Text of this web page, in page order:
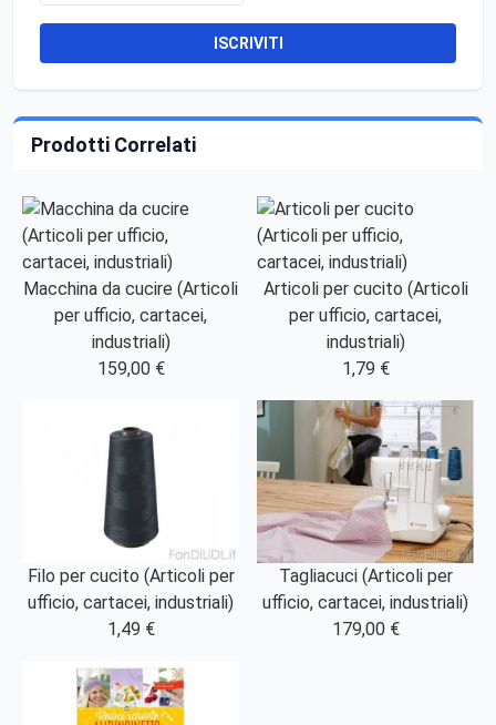
ISCRIVITI
Prodotti Correlati
Macchina da cucire (Articoli
per ufficio, cartacei,
industriali)
159,00 €
Articoli per cucito (Articoli
per ufficio, cartacei,
industriali)
1,79 €
Filo per cucito (Articoli per
ufficio, cartacei, industriali)
1,49 €
Tagliacuci (Articoli per
ufficio, cartacei, industriali)
179,00 €